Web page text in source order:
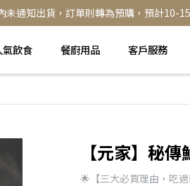
未通知出貨，訂單則轉為預購，預計10-
氣飲食 餐廚用品 客戶服務
【元家】秘
🌟【三大必買理由，吃